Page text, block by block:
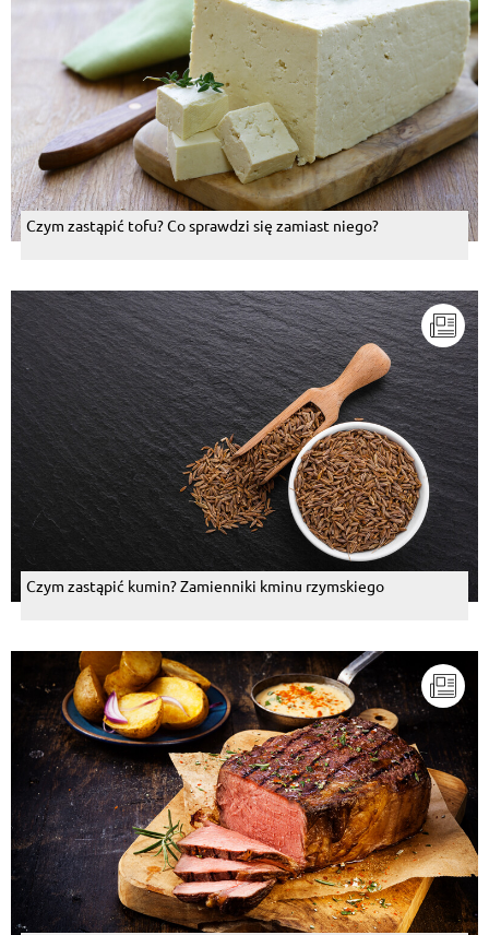
Czym zastąpić tofu? Co sprawdzi się zamiast niego?
Czym zastąpić kumin? Zamienniki kminu rzymskiego